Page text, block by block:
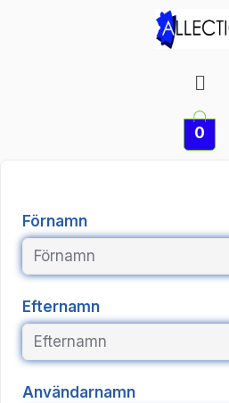
Meny
0
Förnamn
Efternamn
Användarnamn